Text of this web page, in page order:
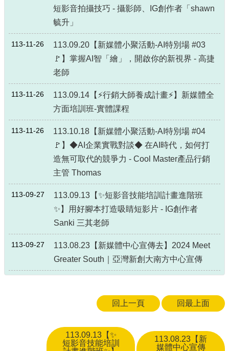
Line
權
及
政
資
放
宣
短影音拍攝技巧 - 攝影師、IG創作者「shawn
毓升」
113-11-26
113.09.20【新媒體小聚活動-AI特別場 #03
🚩】掌握AI智「繪」，開啟你的新視界 - 高捷
老師
113-11-26
113.09.14【⚡行銷大師養成計畫⚡】新媒體全
方面培訓班-實體課程
113-11-26
113.10.18【新媒體小聚活動-AI特別場 #04
🚩】◆AI企業實戰對談◆ 在AI時代，如何打
造無可取代的競爭力 - Cool Master產品行銷
主管 Thomas
113-09-27
113.09.13【✨短影音技能培訓計畫進階班
✨】用好腳本打造吸睛短影片 - IG創作者
Sanki 三其老師
113-09-27
113.08.23【新媒體中心宣傳去】2024 Meet
Greater South｜亞灣新創大南方中心宣傳
回上一頁 回最上面
113.09.13【✨
短影音技能培訓
113.08.23【新
媒體中心宣傳